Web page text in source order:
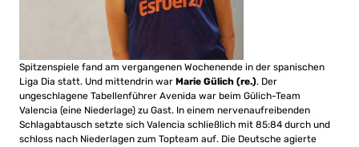
Spitzenspiele fand am vergangenen Wochenende in der spanischen
Liga Dia statt. Und mittendrin war Marie Gülich (re.). Der
ungeschlagene Tabellenführer Avenida war beim Gülich-Team
Valencia (eine Niederlage) zu Gast. In einem nervenaufreibenden
Schlagabtausch setzte sich Valencia schließlich mit 85:84 durch und
schloss nach Niederlagen zum Topteam auf. Die Deutsche agierte